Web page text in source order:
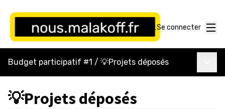
Se connecter
Budget participatif #1 / 💡Projets déposés
💡Projets déposés